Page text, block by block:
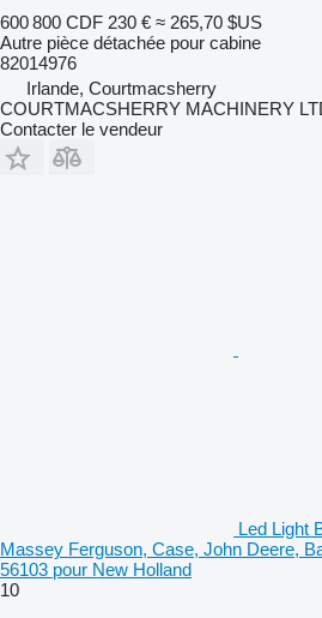
600 800 CDF 230 € ≈ 265,70 $US
Autre pièce détachée pour cabine
82014976
Irlande, Courtmacsherry
COURTMACSHERRY MACHINERY
Contacter le vendeur
Led Light
Massey Ferguson, Case, John Deere,
56103 pour New Holland
10